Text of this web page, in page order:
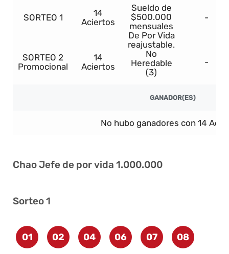
SORTEO 1
14
Aciertos
Sueldo de
$500.000
mensuales
De Por Vida
reajustable.
No
Heredable
(3)
-
SORTEO 2
Promocional
14
Aciertos
-
GANADOR(ES)
No hubo ganadores con 14
Chao Jefe de por vida 1.000.000
Sorteo 1
01 02 04 06 07 08